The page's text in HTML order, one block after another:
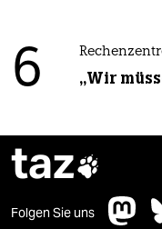
6 „Wir
taz
Folgen Sie uns